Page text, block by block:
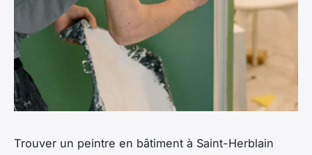
Trouver un peintre en bâtiment à Saint-Herblain